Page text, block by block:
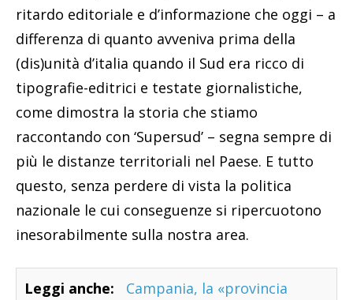
ritardo editoriale e d’informazione che oggi – a
differenza di quanto avveniva prima della
(dis)unità d’italia quando il Sud era ricco di
tipografie-editrici e testate giornalistiche,
come dimostra la storia che stiamo
raccontando con ‘Supersud’ – segna sempre di
più le distanze territoriali nel Paese. E tutto
questo, senza perdere di vista la politica
nazionale le cui conseguenze si ripercuotono
inesorabilmente sulla nostra area.
Leggi anche:
Campania, la «provincia